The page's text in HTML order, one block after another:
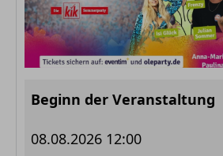
Beginn der Veranstaltung
08.08.2026 12:00